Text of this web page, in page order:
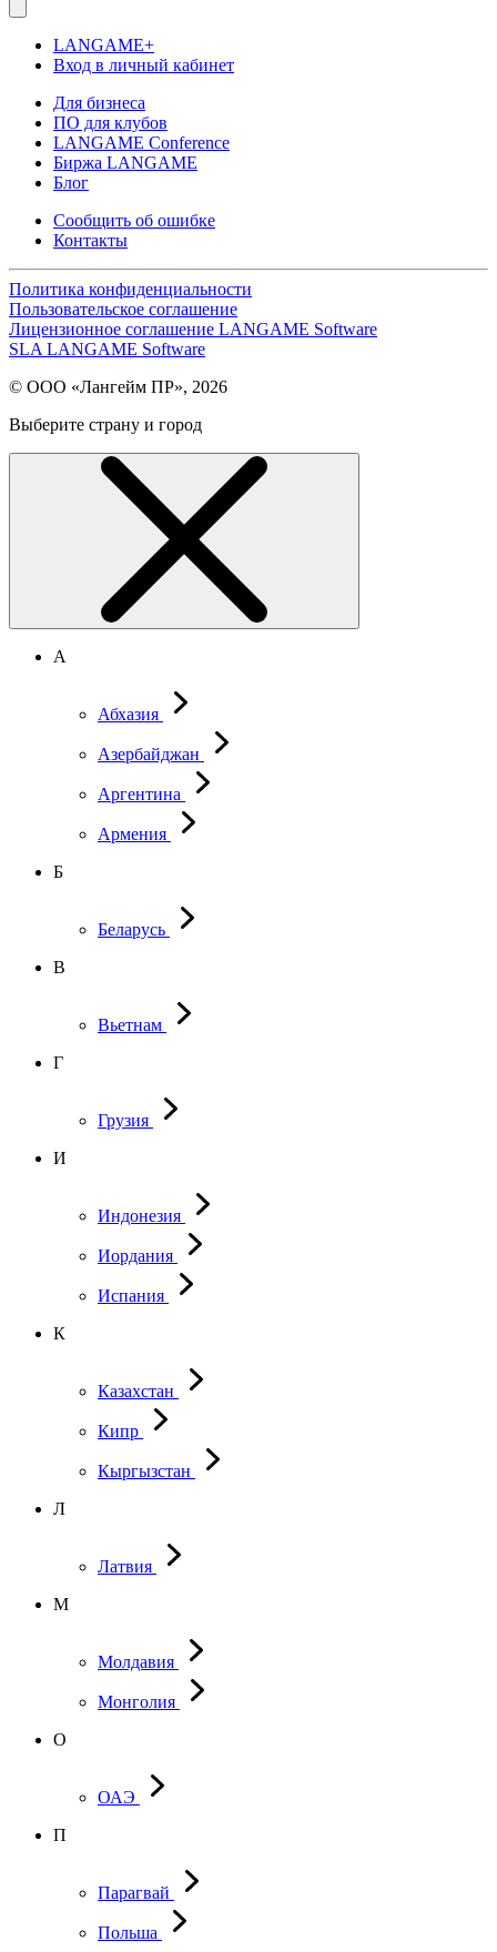
LANGAME+
Вход в личный кабинет
Для бизнеса
ПО для клубов
LANGAME Conference
Биржа LANGAME
Блог
Сообщить об ошибке
Контакты
Политика конфиденциальности
Пользовательское соглашение
Лицензионное соглашение LANGAME Software
SLA LANGAME Software
© ООО «Лангейм ПР», 2026
Выберите страну и город
А
Абхазия
Азербайджан
Аргентина
Армения
Б
Беларусь
В
Вьетнам
Г
Грузия
И
Индонезия
Иордания
Испания
К
Казахстан
Кипр
Кыргызстан
Л
Латвия
М
Молдавия
Монголия
О
ОАЭ
П
Парагвай
Польша